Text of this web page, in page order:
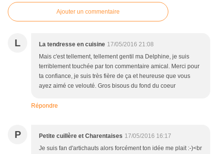
Ajouter un commentaire
L La tendresse en cuisine 17/05/2016 21:08
Mais c'est tellement, tellement gentil ma Delphine, je suis
terriblement touchée par ton commentaire amical. Merci pour
ta confiance, je suis très fière de ça et heureuse que vous
ayez aimé ce velouté. Gros bisous du fond du coeur
Répondre
P Petite cuillère et Charentaises 17/05/2016 16:17
Je suis fan d'artichauts alors forcément ton idée me plait :-)<br